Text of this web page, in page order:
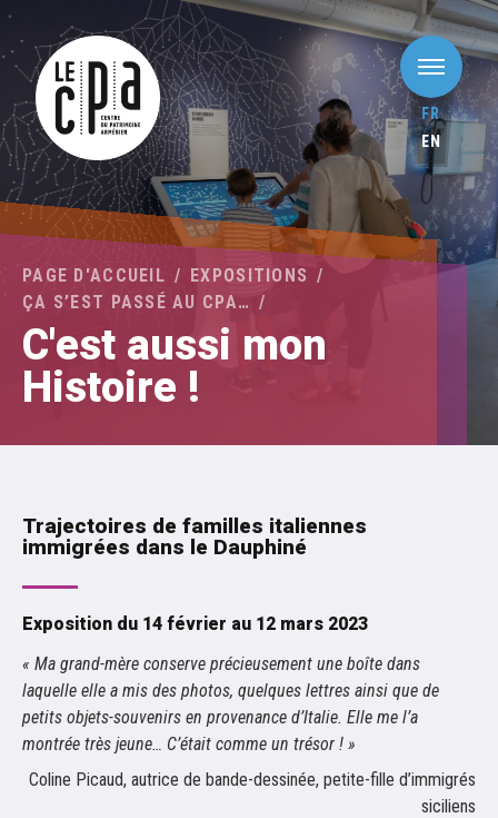
FR
EN
PAGE D'ACCUEIL
EXPOSITIONS
ÇA S’EST PASSÉ AU CPA…
C'est aussi mon
Histoire !
Trajectoires de familles italiennes
immigrées dans le Dauphiné
Exposition du 14 février au 12 mars 2023
« Ma grand-mère conserve précieusement une boîte dans
laquelle elle a mis des photos, quelques lettres ainsi que de
petits objets-souvenirs en provenance d’Italie. Elle me l’a
montrée très jeune… C’était comme un trésor ! »
Coline Picaud, autrice de bande-dessinée, petite-fille d’immigrés
siciliens